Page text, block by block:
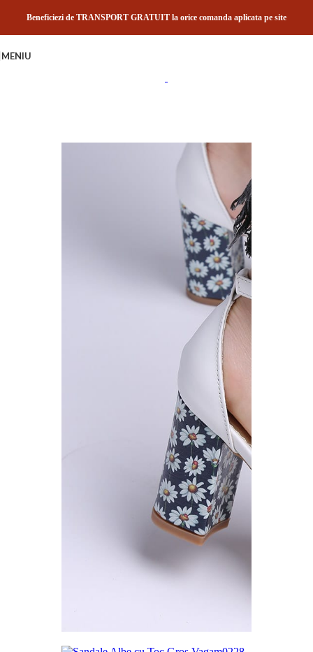
Skip to navigation Skip to main content
Beneficiezi de TRANSPORT GRATUIT la orice comanda aplicata pe site
MENIU